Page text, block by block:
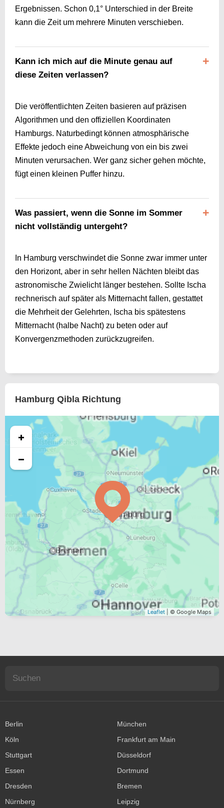
Ergebnissen. Schon 0,1° Unterschied in der Breite
kann die Zeit um mehrere Minuten verschieben.
Kann ich mich auf die Minute genau auf
diese Zeiten verlassen?
Die veröffentlichten Zeiten basieren auf präzisen
Algorithmen und den offiziellen Koordinaten
Hamburgs. Naturbedingt können atmosphärische
Effekte jedoch eine Abweichung von ein bis zwei
Minuten verursachen. Wer ganz sicher gehen möchte,
fügt einen kleinen Puffer hinzu.
Was passiert, wenn die Sonne im Sommer
nicht vollständig untergeht?
In Hamburg verschwindet die Sonne zwar immer unter
den Horizont, aber in sehr hellen Nächten bleibt das
astronomische Zwielicht länger bestehen. Sollte Ischa
rechnerisch auf später als Mitternacht fallen, gestattet
die Mehrheit der Gelehrten, Ischa bis spätestens
Mitternacht (halbe Nacht) zu beten oder auf
Konvergenzmethoden zurückzugreifen.
Hamburg Qibla Richtung
+
−
Leaflet | © Google Maps
Berlin
München
Köln
Frankfurt am Main
Stuttgart
Düsseldorf
Essen
Dortmund
Dresden
Bremen
Nürnberg
Leipzig